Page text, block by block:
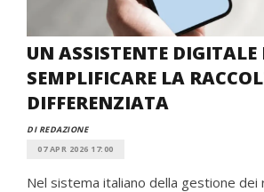
UN ASSISTENTE DIGITALE
SEMPLIFICARE LA
DIFFERENZIATA
DI REDAZIONE
07 APR 2026 17:00
Nel sistema italiano della gestione dei